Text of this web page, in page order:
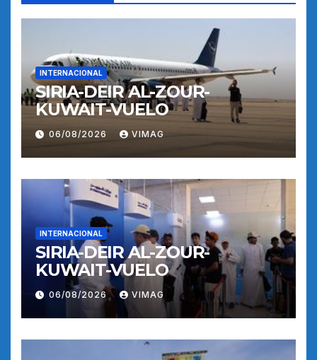
INTERNACIONAL
SIRIA-DEIR AL-ZOUR-
KUWAIT-VUELO
06/08/2026 VIMAG
INTERNACIONAL
SIRIA-DEIR AL-ZOUR-
KUWAIT-VUELO
06/08/2026 VIMAG